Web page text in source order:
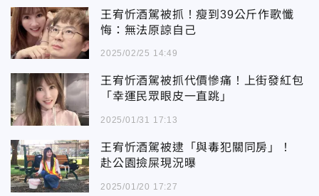
王宥忻酒駕被抓！瘦到39公斤作歌懺
悔：無法原諒自己
2025/02/25 14:49
王宥忻酒駕被抓代價慘痛！上街發紅包
「幸運民眾眼皮一直跳」
2025/01/31 17:13
王宥忻酒駕被逮「與毒犯關同房」！
赴公園撿屎現況曝
2025/01/20 17:27